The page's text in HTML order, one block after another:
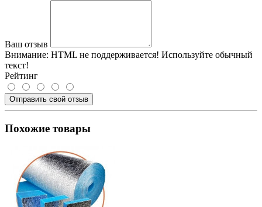
Ваш отзыв
Внимание: HTML не поддерживается! Используйте обычный
текст!
Рейтинг
Отправить свой отзыв
Похожие товары